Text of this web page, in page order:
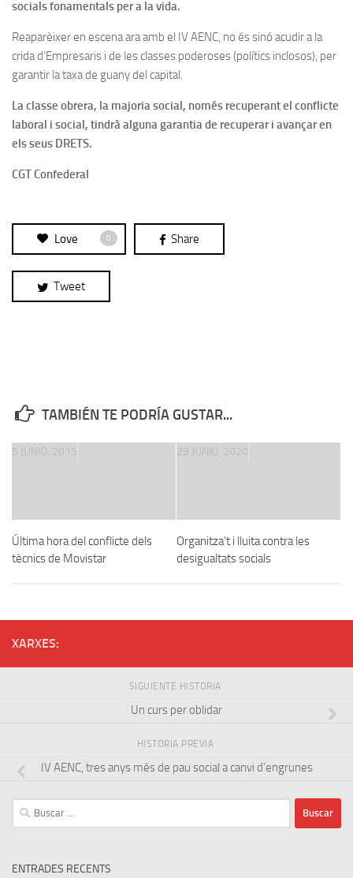
socials fonamentals per a la vida.
Reaparèixer en escena ara amb el IV AENC, no és sinó acudir a la
crida d’Empresaris i de les classes poderoses (polítics inclosos), per
garantir la taxa de guany del capital.
La classe obrera, la majoria social, només recuperant el conflicte
laboral i social, tindrà alguna garantia de recuperar i avançar en
els seus DRETS.
CGT Confederal
Love 0 Share
Tweet
TAMBIÉN TE PODRÍA GUSTAR...
Última hora del conflicte dels
tècnics de Movistar
5 JUNIO, 2015
Organitza’t i lluita contra les
desigualtats socials
29 JUNIO, 2020
XARXES:
SIGUIENTE HISTORIA
Un curs per oblidar
HISTORIA PREVIA
IV AENC, tres anys més de pau social a canvi d’engrunes
Buscar:
ENTRADES RECENTS